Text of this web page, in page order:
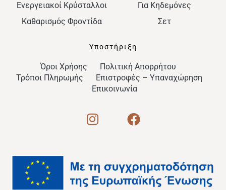
Ενεργειακοί Κρύσταλλοι
Καθαρισμός Φροντίδα
Για Κηδεμόνες
Σετ
Υποστήριξη
Όροι Χρήσης
Πολιτική Απορρήτου
Τρόποι Πληρωμής
Επιστροφές – Υπαναχώρηση
Επικοινωνία